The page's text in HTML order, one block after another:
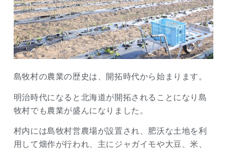
島牧村の農業の歴史は、開拓時代から始まります。
明治時代になると北海道が開拓されることになり島
牧村でも農業が盛んになりました。
村内には島牧村営農場が設置され、肥沃な土地を利
用して畑作が行われ、主にジャガイモや大豆、米、